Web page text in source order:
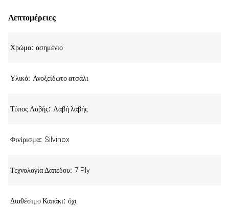
Λεπτομέρειες
Χρώμα ασημένιο
Υλικό Ανοξείδωτο ατσάλι
Τύπος Λαβής Λαβή λαβής
Φινίρισμα Silvinox
Τεχνολογία Δαπέδου 7 Ply
Διαθέσιμο Καπάκι όχι